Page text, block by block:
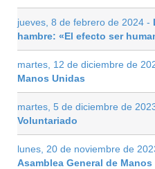
jueves, 8 de febrero de 2024 -
hambre: «El efecto ser
martes, 12 de diciembre de
Manos Unidas
martes, 5 de diciembre de
Voluntariado
lunes, 20 de noviembre de
Asamblea General de Manos